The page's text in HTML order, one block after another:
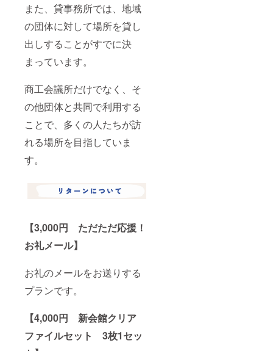
また、貸事務所では、地域
の団体に対して場所を貸し
出しすることがすでに決
まっています。
商工会議所だけでなく、そ
の他団体と共同で利用する
ことで、多くの人たちが訪
れる場所を目指していま
す。
【3,000円 ただただ応援！
お礼メール】
お礼のメールをお送りする
プランです。
【4,000円 新会館クリア
ファイルセット 3枚1セッ